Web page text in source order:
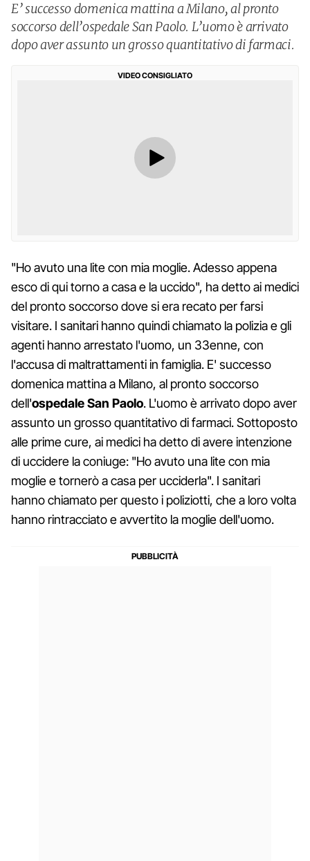
E’ successo domenica mattina a Milano, al pronto
soccorso dell’ospedale San Paolo. L’uomo è arrivato
dopo aver assunto un grosso quantitativo di farmaci.
VIDEO CONSIGLIATO
"Ho avuto una lite con mia moglie. Adesso appena
esco di qui torno a casa e la uccido", ha detto ai medici
del pronto soccorso dove si era recato per farsi
visitare. I sanitari hanno quindi chiamato la polizia e gli
agenti hanno arrestato l'uomo, un 33enne, con
l'accusa di maltrattamenti in famiglia. E' successo
domenica mattina a Milano, al pronto soccorso
dell'ospedale San Paolo. L'uomo è arrivato dopo aver
assunto un grosso quantitativo di farmaci. Sottoposto
alle prime cure, ai medici ha detto di avere intenzione
di uccidere la coniuge: "Ho avuto una lite con mia
moglie e tornerò a casa per ucciderla". I sanitari
hanno chiamato per questo i poliziotti, che a loro volta
hanno rintracciato e avvertito la moglie dell'uomo.